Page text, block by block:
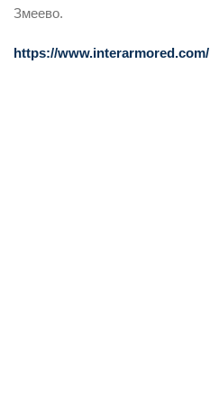
Змеево.
https://www.interarmored.com/